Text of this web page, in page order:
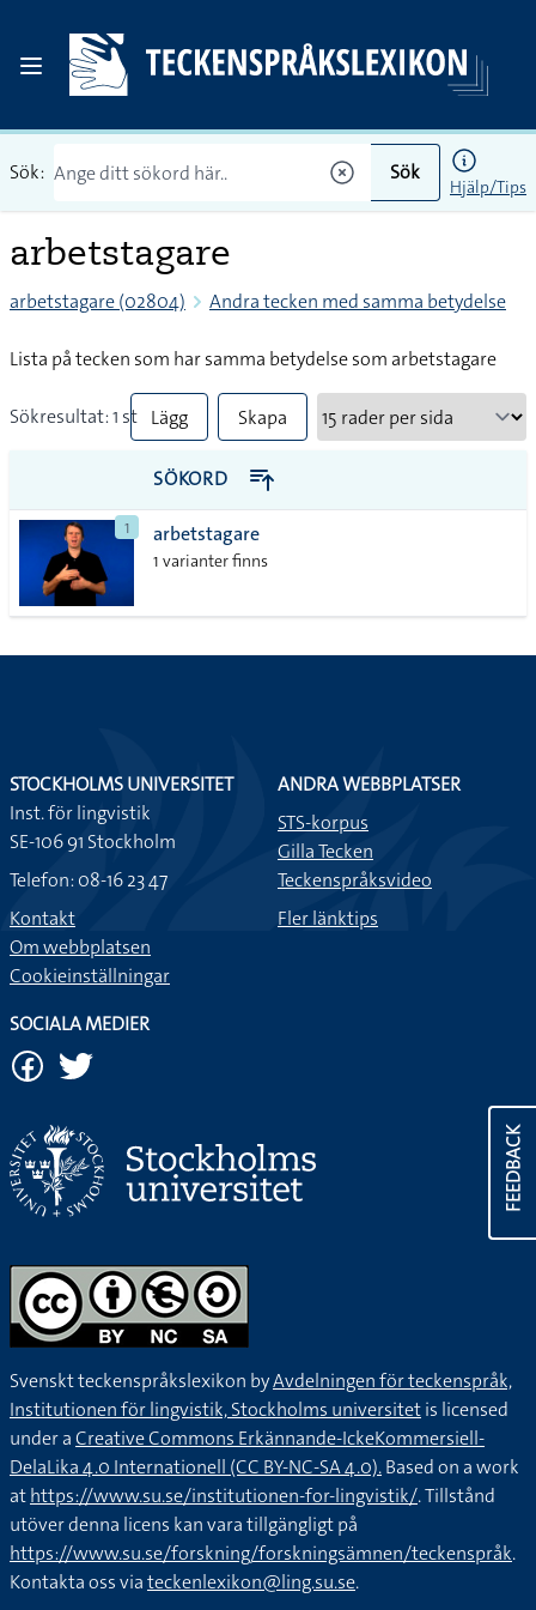
Sök: Sök
Hjälp/Tips
arbetstagare
arbetstagare (02804) Andra tecken med samma betydelse
Lista på tecken som har samma betydelse som arbetstagare
Sökresultat: 1 st Lägg
till
alla i
lista
Skapa
PDF
SÖKORD
1 arbetstagare
1 varianter finns
FEEDBACK
STOCKHOLMS UNIVERSITET
Inst. för lingvistik
SE-106 91 Stockholm
Telefon: 08-16 23 47
Kontakt
Om webbplatsen
Cookieinställningar
ANDRA WEBBPLATSER
STS-korpus
Gilla Tecken
Teckenspråksvideo
Fler länktips
SOCIALA MEDIER
Svenskt teckenspråkslexikon byAvdelningen för teckenspråk,
Institutionen för lingvistik, Stockholms universitetis licensed
under aCreative Commons Erkännande-IckeKommersiell-
DelaLika 4.0 Internationell (CC BY-NC-SA 4.0).Based on a work
athttps://www.su.se/institutionen-for-lingvistik/. Tillstånd
utöver denna licens kan vara tillgängligt på
https://www.su.se/forskning/forskningsämnen/teckenspråk.
Kontakta oss viateckenlexikon@ling.su.se.